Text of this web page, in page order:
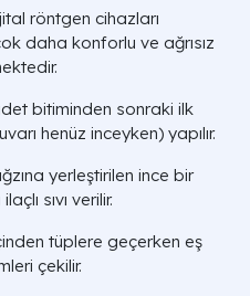
röntgen cihazları
daha konforlu ve ağrısız
bitiminden sonraki ilk
henüz inceyken) yapılır.
yerleştirilen ince bir
sıvı verilir.
tüplere geçerken eş
çekilir.